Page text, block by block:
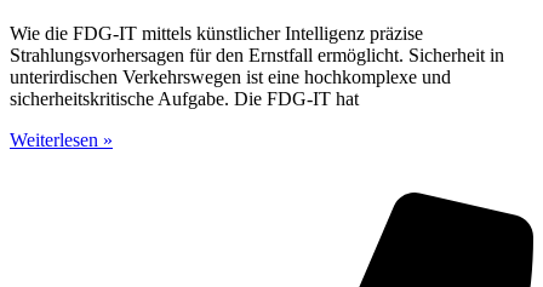
Wie die FDG-IT mittels künstlicher Intelligenz präzise
Strahlungsvorhersagen für den Ernstfall ermöglicht. Sicherheit in
unterirdischen Verkehrswegen ist eine hochkomplexe und
sicherheitskritische Aufgabe. Die FDG-IT hat
Weiterlesen »